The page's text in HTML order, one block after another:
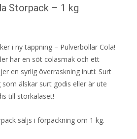
Storpack – 1 kg
i ny tappning – Pulverbollar Cola!
har en söt colasmak och ett
en syrlig överraskning inuti: Surt
älskar surt godis eller är ute
till storkalaset!
säljs i förpackning om 1 kg.